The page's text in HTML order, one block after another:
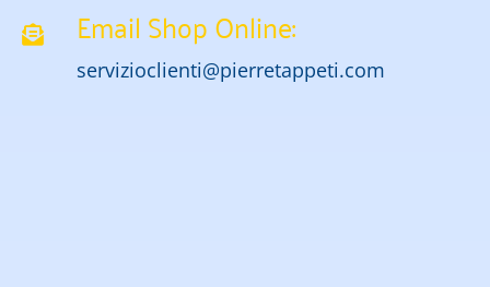
Email Shop Online:
servizioclienti@pierretappeti.com